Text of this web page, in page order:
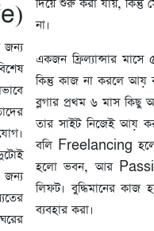
দিয়ে শুরু করা যায়, কিন্তু
না।
একজন ফ্রিল্যান্সার
কিন্তু কাজ না করলে আয়
ব্লগার প্রথম ৬ মাস কিছু
তার সাইট নিজেই আয়
বলি Freelancing
হলো ভবন, আর
লিফট। বুদ্ধিমানের কাজ
ব্যবহার করা।